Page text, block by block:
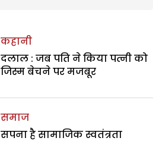
कहानी
दलाल : जब पति ने किया पत्नी को
जिस्म बेचने पर मजबूर
समाज
सपना है सामाजिक स्वतंत्रता